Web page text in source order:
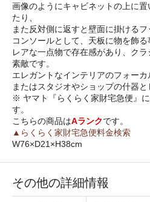
画像のようにキャビネットの上に
たり、
また反対側に返すと壁面に掛ける
コンソールとして、天板に物を飾る
レアな一点物で存在感があり、ク
素敵です。
エレガントなインテリアのフォーカ
またはスタジオやショップの什器と
※ ヤマト『らくらく家財宅急便』
す。
こちらの商品はAランクです。
▲らくらく家財宅急便料金検索
W76×D21×H38cm
その他の詳細情報